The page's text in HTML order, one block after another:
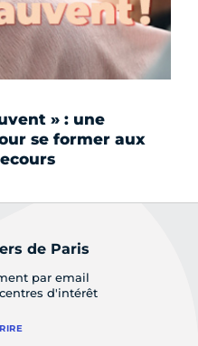
» : une
se former aux
de Paris
par email
d'intérêt